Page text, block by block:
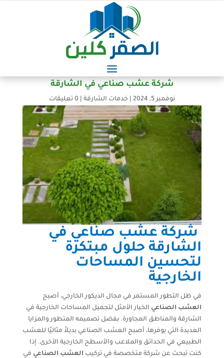
شركة عشب صناعي في الشارقة
نوفمبر 5, 2024 خدمات الشارقة 0 تعليقات
شركة عشب صناعي في
الشارقة حلول مبتكرة
لتحسين المساحات
الخارجية
في ظل التطور المستمر في مجال الديكور الخارجي، أصبح
العشب الصناعي الخيار الأمثل لتجميل المساحات الخارجية في
الشارقة والمناطق المجاورة. بفضل تصميمه المتطور والمزايا
العديدة التي يوفرها، أصبح العشب الصناعي بديلاً مثاليًا للعشب
الطبيعي في الحدائق والملاعب والأسطح الخارجية الأخرى. إذا
كنت تبحث عن شركة متخصصة في تركيب العشب الصناعي في